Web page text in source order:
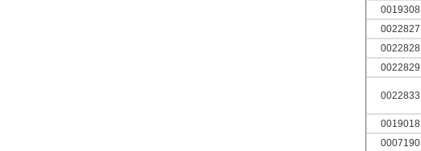
0019308
0022827
0022828
0022829
0022833
0019018
0007190